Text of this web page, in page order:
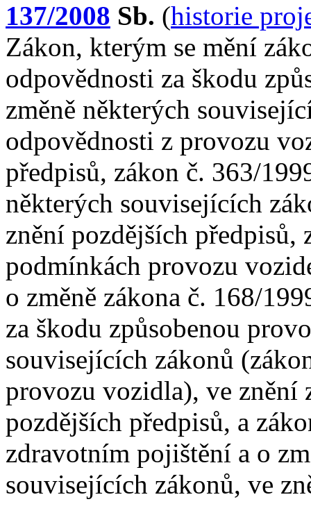
137/2008 Sb. (historie
Zákon, kterým se mění
odpovědnosti za škodu
změně některých
odpovědnosti z provozu
předpisů, zákon č. 363/
některých souvisejících
znění pozdějších předpisů,
podmínkách provozu
o změně zákona č. 168/
za škodu způsobenou
souvisejících zákonů
provozu vozidla), ve znění
pozdějších předpisů, a
zdravotním pojištění a o
souvisejících zákonů, ve